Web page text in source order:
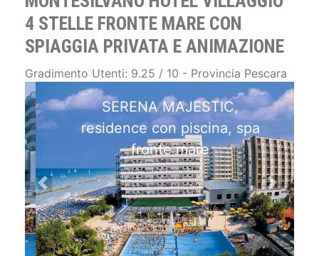
4 STELLE FRONTE MARE CON
SPIAGGIA PRIVATA E ANIMAZIONE
Gradimento Utenti: 9.25 / 10 - Provincia Pescara
SERENA MAJESTIC,
residence con piscina, spa
fronte mare
Previous Next